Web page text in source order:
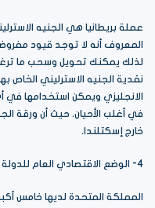
المعروف أنه لا توجد قيود
لذلك يمكنك تحويل وسحب ما ترغب
نقدية الجنيه الاسترليني
الانجليزي ويمكن استخدامها في
خارج إسكتلندا.
4- الوضع الاقتصادي العام للدولة
المملكة المتحدة لديها خامس